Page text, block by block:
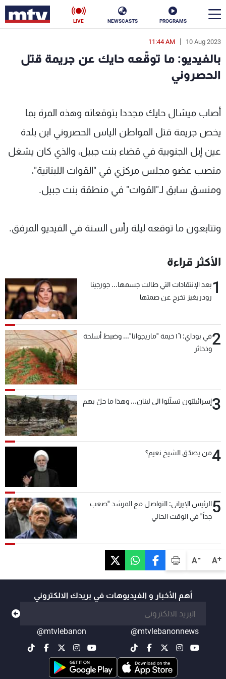
PROGRAMS
NEWSCASTS
LIVE
A+
A-
10 Aug 2023
11:44 AM
بالفيديو: ما توقّعه حايك عن جريمة قتل
الحصروني
أصاب ميشال حايك مجددا بتوقعاته وهذه المرة بما
يخص جريمة قتل المواطن الياس الحصروني ابن بلدة
عين إبل الجنوبية في قضاء بنت جبيل، والذي كان يشغل
منصب عضو مجلس مركزي في "القوات اللبنانية"،
ومنسق سابق لـ"القوات" في منطقة بنت جبيل.
وتتابعون ما توقعه ليلة رأس السنة في الفيديو المرفق.
الأكثر قراءة
1بعد الإنتقادات التي طالت جسمها... جورجينا
رودريغيز تخرج عن صمتها
2
في بوداي: ١٦ خيمة "ماريجوانا"... وضبط أسلحة
وذخائر
3إسرائيليّون تسلّلوا الى لبنان... وهذا ما حلّ بهم
4من يصدّق الشيخ نعيم؟
5الرئيس الإيراني: التواصل مع المرشد "صعب
جداً" في الوقت الحالي
أهم الأخبار و الفيديوهات في بريدك الالكتروني
@mtvlebanonnews
@mtvlebanon
en
الأخبار
إقتصاد فن
منوعات رياضة
جدول البرامج
عن MTV
الإنـتـاج
وظائف
شروط الإسـتخدام
سياسة الخصوصية